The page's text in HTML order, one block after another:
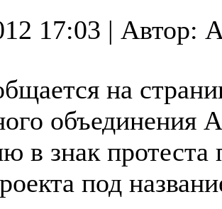
17:03 | Автор:
на
объединения
в знак
под